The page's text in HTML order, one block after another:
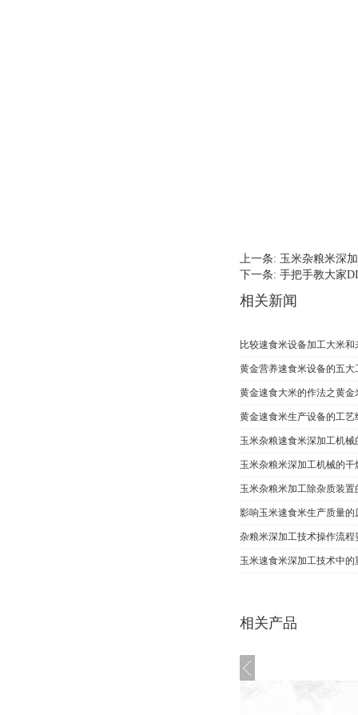
上一条: 玉米杂粮米深
下一条: 手把手教大家
相关新闻
比较速食米设备加工大米
黄金营养速食米设备的五大
黄金速食大米的作法之黄金
黄金速食米生产设备的工艺
玉米杂粮速食米深加工机
玉米杂粮米深加工机械的干
玉米杂粮米加工除杂质装置
影响玉米速食米生产质量的
杂粮米深加工技术操作流程
玉米速食米深加工技术中的
相关产品